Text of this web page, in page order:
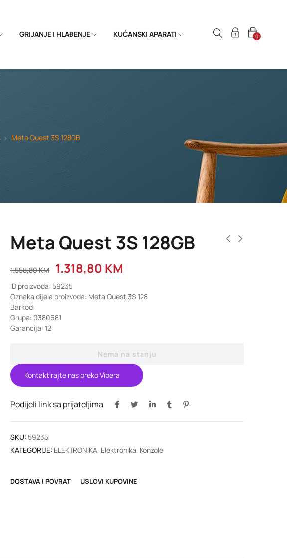
GRIJANJE I HLAĐENJE KUĆANSKI APARATI 0
Meta Quest 3S 128GB
Meta Quest 3S 128GB
1.558,80KM 1.318,80 KM
ID proizvoda: 59235
Oznaka dijela proizvoda: Meta Quest 3S 128
Barkod:
Grupa: 0380681
Garancija: 12
Nema na stanju
Kontaktirajte nas preko Vibera
Podijeli link sa prijateljima
SKU: 59235
KATEGORIJE: ELEKTRONIKA, Elektronika, Konzole
DOSTAVA I POVRAT USLOVI KUPOVINE